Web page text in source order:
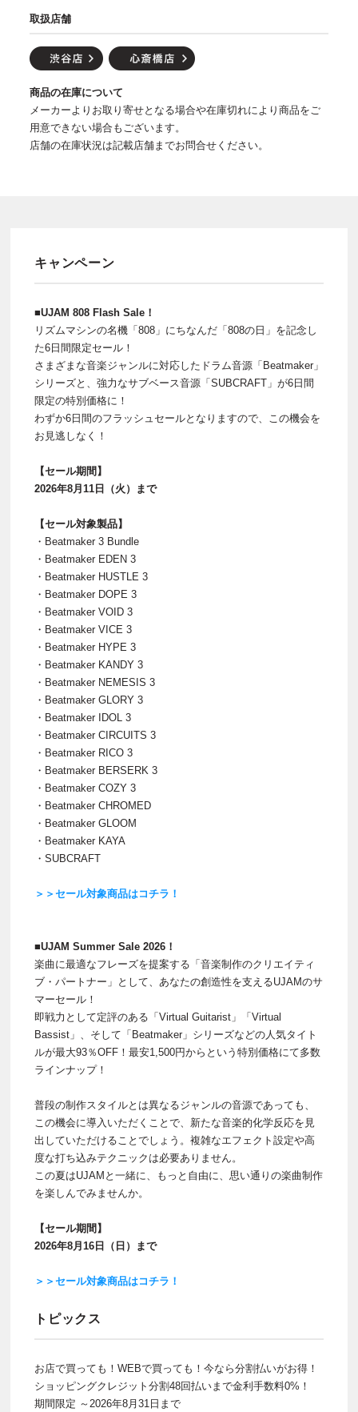
取扱店舗
商品の在庫について
メーカーよりお取り寄せとなる場合や在庫切れにより商品をご
用意できない場合もございます。
店舗の在庫状況は記載店舗までお問合せください。
キャンペーン
■UJAM 808 Flash Sale！
リズムマシンの名機「808」にちなんだ「808の日」を記念し
た6日間限定セール！
さまざまな音楽ジャンルに対応したドラム音源「Beatmaker」
シリーズと、強力なサブベース音源「SUBCRAFT」が6日間
限定の特別価格に！
わずか6日間のフラッシュセールとなりますので、この機会を
お見逃しなく！
【セール期間】
2026年8月11日（火）まで
【セール対象製品】
・Beatmaker 3 Bundle
・Beatmaker EDEN 3
・Beatmaker HUSTLE 3
・Beatmaker DOPE 3
・Beatmaker VOID 3
・Beatmaker VICE 3
・Beatmaker HYPE 3
・Beatmaker KANDY 3
・Beatmaker NEMESIS 3
・Beatmaker GLORY 3
・Beatmaker IDOL 3
・Beatmaker CIRCUITS 3
・Beatmaker RICO 3
・Beatmaker BERSERK 3
・Beatmaker COZY 3
・Beatmaker CHROMED
・Beatmaker GLOOM
・Beatmaker KAYA
・SUBCRAFT
＞＞セール対象商品はコチラ！
■UJAM Summer Sale 2026！
楽曲に最適なフレーズを提案する「音楽制作のクリエイティ
ブ・パートナー」として、あなたの創造性を支えるUJAMのサ
マーセール！
即戦力として定評のある「Virtual Guitarist」「Virtual
Bassist」、そして「Beatmaker」シリーズなどの人気タイト
ルが最大93％OFF！最安1,500円からという特別価格にて多数
ラインナップ！
普段の制作スタイルとは異なるジャンルの音源であっても、
この機会に導入いただくことで、新たな音楽的化学反応を見
出していただけることでしょう。複雑なエフェクト設定や高
度な打ち込みテクニックは必要ありません。
この夏はUJAMと一緒に、もっと自由に、思い通りの楽曲制作
を楽しんでみませんか。
【セール期間】
2026年8月16日（日）まで
＞＞セール対象商品はコチラ！
トピックス
お店で買っても！WEBで買っても！今なら分割払いがお得！
ショッピングクレジット分割48回払いまで金利手数料0%！
期間限定 ～2026年8月31日まで